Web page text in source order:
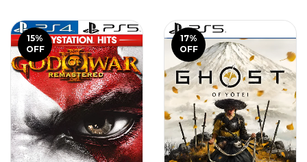
15%
OFF
17%
OFF